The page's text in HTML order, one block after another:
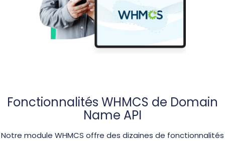
Fonctionnalités WHMCS de Domain
Name API
Notre module WHMCS offre des dizaines de fonctionnalités